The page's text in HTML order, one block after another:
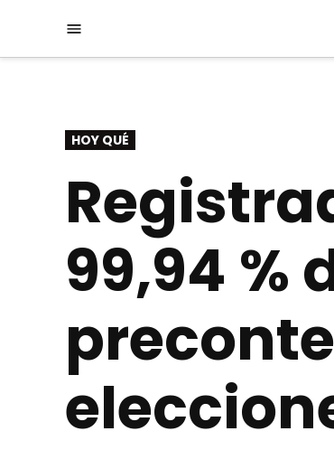
Menú
PUBLICADO
EN
HOY QUÉ
99,94 %